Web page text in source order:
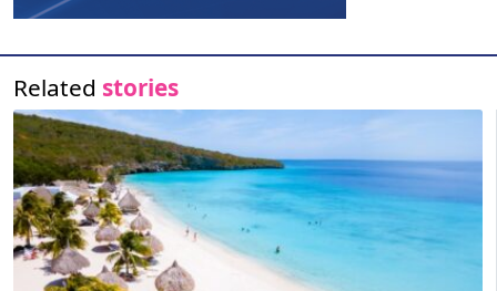
Related stories